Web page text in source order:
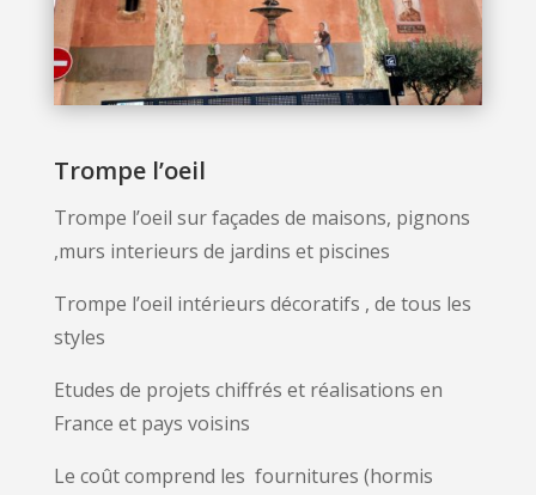
Trompe l’oeil
Trompe l’oeil sur façades de maisons, pignons
,murs interieurs de jardins et piscines
Trompe l’oeil intérieurs décoratifs , de tous les
styles
Etudes de projets chiffrés et réalisations en
France et pays voisins
Le coût comprend les fournitures (hormis